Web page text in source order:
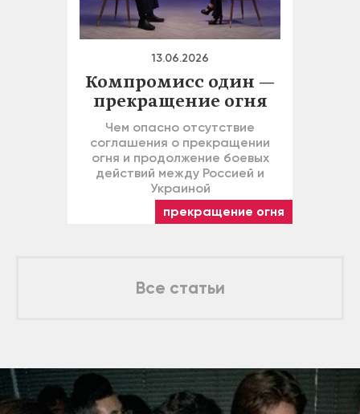
13.06.2026
Компромисс один —
прекращение огня
Чем опасно отсутствие
соглашения о прекращении
огня и продолжение боевых
действий между Россией и
Украиной
прекращение огня
Все статьи